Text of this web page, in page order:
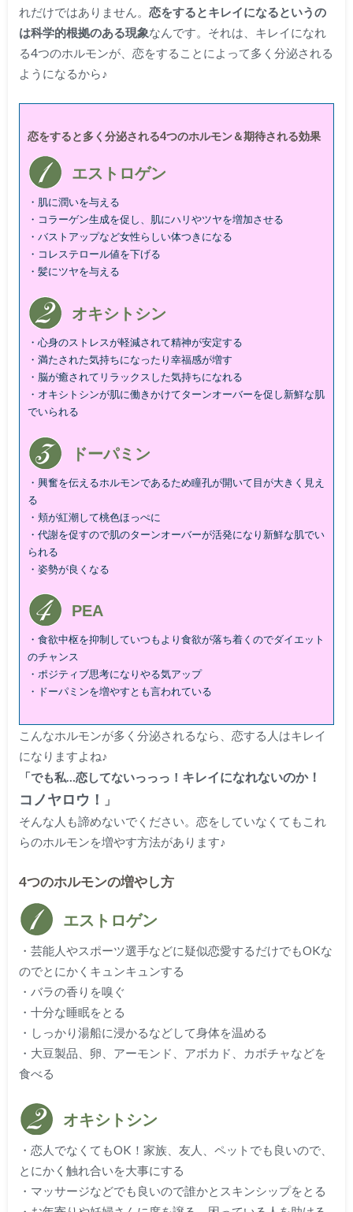
れだけではありません。 恋をするとキレイになるというの
は科学的根拠のある現象なんです。それは、 キレイになれ
る4つのホルモンが、恋をすることによって多く分泌される
ようになるから♪
恋をすると多く分泌される4つのホルモン＆期待される効果
エストロゲン
・肌に潤いを与える
・コラーゲン生成を促し、肌にハリやツヤを増加させる
・バストアップなど女性らしい体つきになる
・コレステロール値を下げる
・髪にツヤを与える
オキシトシン
・心身のストレスが軽減されて精神が安定する
・満たされた気持ちになったり幸福感が増す
・脳が癒されてリラックスした気持ちになれる
・オキシトシンが肌に働きかけてターンオーバーを促し新鮮な肌
でいられる
ドーパミン
・興奮を伝えるホルモンであるため瞳孔が開いて目が大きく見え
る
・頬が紅潮して桃色ほっぺに
・代謝を促すので肌のターンオーバーが活発になり新鮮な肌でい
られる
・姿勢が良くなる
PEA
・食欲中枢を抑制していつもより食欲が落ち着くのでダイエット
のチャンス
・ポジティブ思考になりやる気アップ
・ドーパミンを増やすとも言われている
こんなホルモンが多く分泌されるなら、恋する人はキレイ
になりますよね♪
「でも私…恋してないっっっ！ キレイになれないのか！
コノヤロウ！
」
そんな人も諦めないでください。恋をしていなくても これ
らのホルモンを増やす方法があります♪
4つのホルモンの増やし方
エストロゲン
・芸能人やスポーツ選手などに疑似恋愛するだけでもOKな
のでとにかくキュンキュンする
・バラの香りを嗅ぐ
・十分な睡眠をとる
・しっかり湯船に浸かるなどして身体を温める
・大豆製品、卵、アーモンド、アボカド、カボチャなどを
食べる
オキシトシン
・恋人でなくてもOK！家族、友人、ペットでも良いので、
とにかく触れ合いを大事にする
・マッサージなどでも良いので誰かとスキンシップをとる